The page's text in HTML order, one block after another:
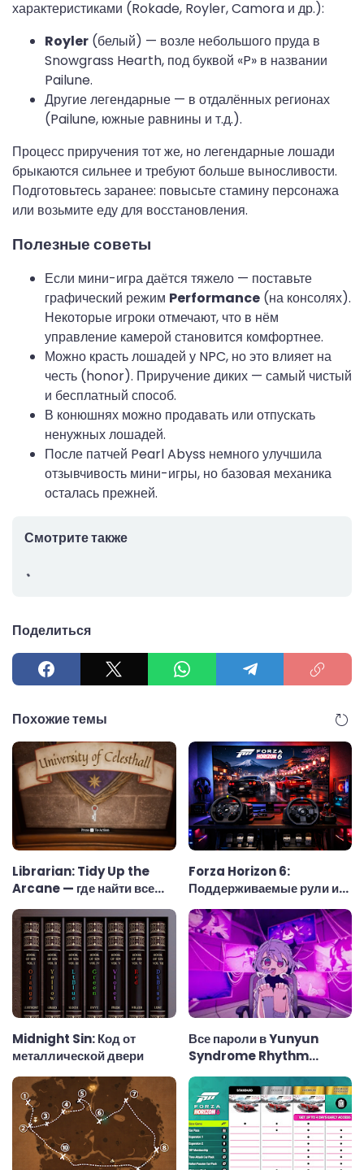
характеристиками (Rokade, Royler, Camora и др.):
Royler (белый) — возле небольшого пруда в
Snowgrass Hearth, под буквой «P» в названии
Pailune.
Другие легендарные — в отдалённых регионах
(Pailune, южные равнины и т.д.).
Процесс приручения тот же, но легендарные лошади
брыкаются сильнее и требуют больше выносливости.
Подготовьтесь заранее: повысьте стамину персонажа
или возьмите еду для восстановления.
Полезные советы
Если мини-игра даётся тяжело — поставьте
графический режим Performance (на консолях).
Некоторые игроки отмечают, что в нём
управление камерой становится комфортнее.
Можно красть лошадей у NPC, но это влияет на
честь (honor). Приручение диких — самый чистый
и бесплатный способ.
В конюшнях можно продавать или отпускать
ненужных лошадей.
После патчей Pearl Abyss немного улучшила
отзывчивость мини-игры, но базовая механика
осталась прежней.
Смотрите также
Поделиться
Похожие темы
Librarian: Tidy Up the
Arcane — где найти все
ключи
Forza Horizon 6:
Поддерживаемые рули и
рулевые колёса
Midnight Sin: Код от
металлической двери
Все пароли в Yunyun
Syndrome Rhythm
Psychosis